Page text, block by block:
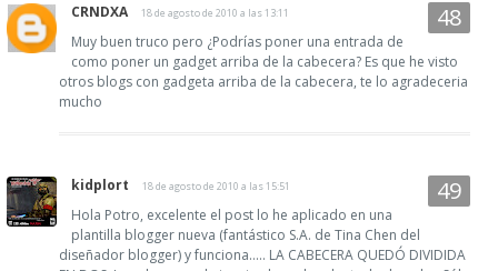
CRNDXA 18 de agosto de 2010 a las 13:11
Muy buen truco pero ¿Podrías poner una entrada de
como poner un gadget arriba de la cabecera? Es que he visto
otros blogs con gadgeta arriba de la cabecera, te lo agradeceria
mucho
kidplort 18 de agosto de 2010 a las 15:51
Hola Potro, excelente el post lo he aplicado en una
plantilla blogger nueva (fantástico S.A. de Tina Chen del
diseñador blogger) y funciona..... LA CABECERA QUEDÓ DIVIDIDA